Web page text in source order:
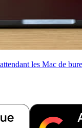
les Mac de